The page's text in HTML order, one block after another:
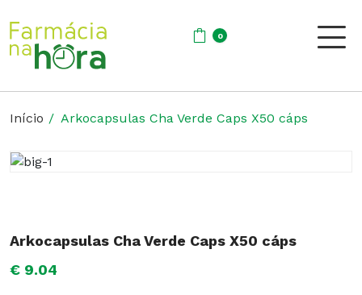
0
Início Arkocapsulas Cha Verde Caps X50 cáps
Arkocapsulas Cha Verde Caps X50 cáps
€ 9.04